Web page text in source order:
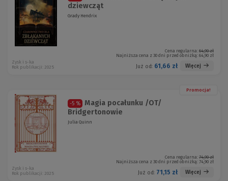
dziewcząt
Grady Hendrix
Cena regularna: 64,90 zł
Najniższa cena z 30 dni przed obniżką: 64,90 zł
Już od: 61,66 zł Więcej
Zysk i s-ka
Rok publikacji: 2025
Promocja!
-5 %
Magia pocałunku /OT/
Bridgertonowie
Julia Quinn
Cena regularna: 74,90 zł
Najniższa cena z 30 dni przed obniżką: 74,90 zł
Już od: 71,15 zł Więcej
Zysk i s-ka
Rok publikacji: 2025